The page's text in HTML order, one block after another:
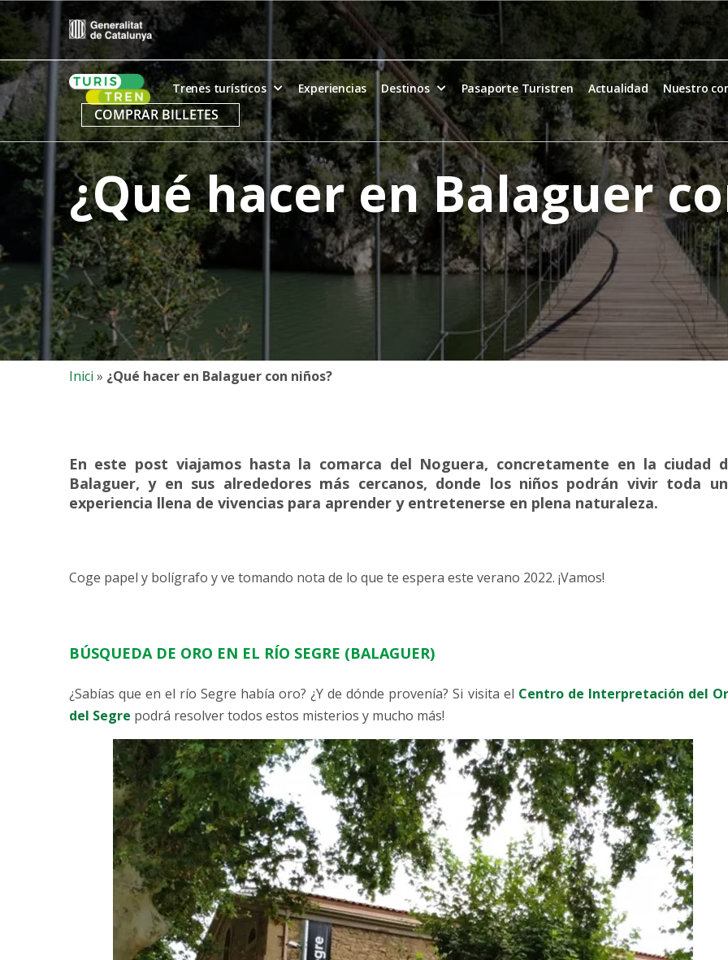
Skip
to
content
Home Trenes turísticos Experiencias Destinos Pasaporte Turistren Actualidad Nuestro
COMPRAR BILLETES
¿Qué hacer en Balaguer
Inici » ¿Qué hacer en Balaguer con niños?
En este post viajamos hasta la comarca del Noguera, concretamente en la ciudad
Balaguer, y en sus alrededores más cercanos, donde los niños podrán vivir toda
experiencia llena de vivencias para aprender y entretenerse en plena naturaleza.
Coge papel y bolígrafo y ve tomando nota de lo que te espera este verano 2022. ¡Vamos!
BÚSQUEDA DE ORO EN EL RÍO SEGRE (BALAGUER)
¿Sabías que en el río Segre había oro? ¿Y de dónde provenía? Si visita el Centro de Interpretación del
del Segre podrá resolver todos estos misterios y mucho más!